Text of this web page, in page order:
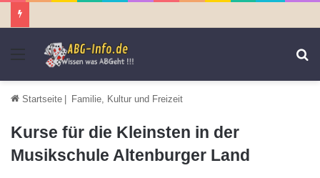
Menü
Startseite | Familie, Kultur und Freizeit
Kurse für die Kleinsten in der
Musikschule Altenburger Land